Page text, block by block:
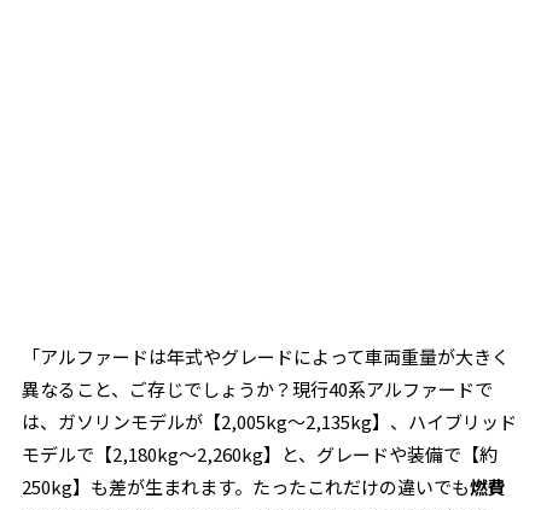
「アルファードは年式やグレードによって車両重量が大きく
異なること、ご存じでしょうか？現行40系アルファードで
は、ガソリンモデルが【2,005kg～2,135kg】、ハイブリッド
モデルで【2,180kg～2,260kg】と、グレードや装備で【約
250kg】も差が生まれます。たったこれだけの違いでも燃費